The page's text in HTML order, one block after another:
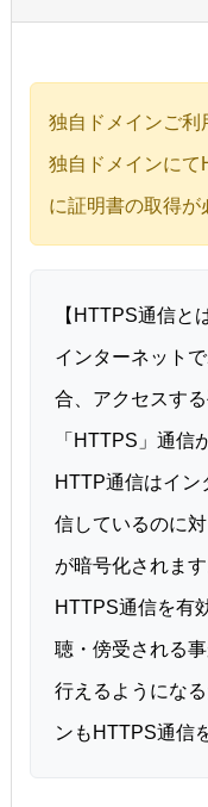
独自ドメインご利
独自ドメインに
に証明書の取得が
【HTTPS通信と
インターネット
合、アクセスす
「HTTPS」通信
HTTP通信はイン
信しているのに
が暗号化されます
HTTPS通信を有
聴・傍受される
行えるようにな
ンもHTTPS通信